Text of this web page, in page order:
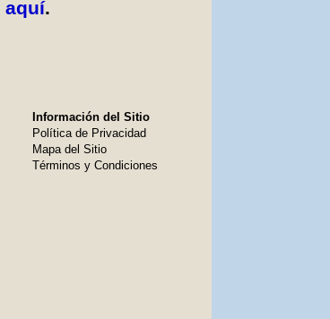
aquí.
Información del Sitio
Política de Privacidad
Mapa del Sitio
Términos y Condiciones